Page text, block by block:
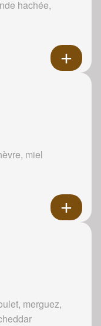
hachée,
miel
merguez,